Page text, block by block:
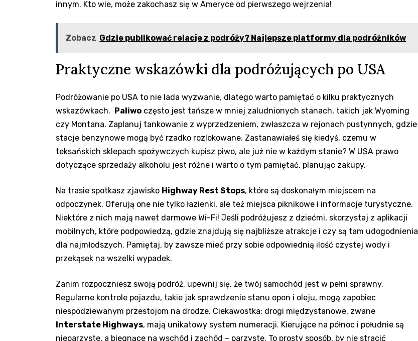
innym. Kto ​wie, może zakochasz się w ⁢Ameryce od pierwszego wejrzenia!
Zobacz Gdzie publikować relacje z podróży? Najlepsze platformy dla podróżników
Praktyczne wskazówki dla podróżujących po⁤ USA
Podróżowanie po USA ⁢to nie lada ​wyzwanie, dlatego warto pamiętać​ o kilku praktycznych
wskazówkach. ⁣ Paliwo często jest tańsze w mniej zaludnionych stanach,⁤ takich jak Wyoming
czy Montana. Zaplanuj tankowanie z wyprzedzeniem, zwłaszcza⁣ w rejonach pustynnych, gdzie
stacje​ benzynowe mogą być rzadko rozlokowane. Zastanawiałeś się kiedyś, czemu w
teksańskich sklepach⁣ spożywczych kupisz piwo, ale już nie w każdym stanie? W ⁤USA prawo
dotyczące sprzedaży alkoholu jest⁣ różne ​i warto o tym⁤ pamiętać, planując zakupy.
Na trasie spotkasz zjawisko⁢ Highway Rest Stops, które⁣ są doskonałym miejscem⁣ na
⁣odpoczynek. ‍Oferują one nie tylko łazienki, ale też‌ miejsca piknikowe‌ i informacje⁤ turystyczne.
Niektóre z nich ​mają nawet darmowe​ Wi-Fi! ⁤Jeśli podróżujesz z dziećmi,⁤ skorzystaj z aplikacji
mobilnych, które​ podpowiedzą, gdzie znajdują się‌ najbliższe atrakcje i czy ⁤są‌ tam udogodnienia
dla najmłodszych. Pamiętaj, by zawsze⁤ mieć przy‌ sobie‌ odpowiednią ilość czystej‍ wody i‌
przekąsek na wszelki wypadek.
Zanim rozpoczniesz swoją podróż,‍ upewnij się, ⁤że twój‍ samochód jest w pełni⁣ sprawny.
Regularne kontrole pojazdu, takie⁤ jak sprawdzenie stanu opon i oleju, mogą‌ zapobiec⁣
niespodziewanym przestojom na drodze. Ciekawostka: drogi⁢ międzystanowe, zwane
Interstate Highways,⁣ mają unikatowy system numeracji. Kierujące‍ na północ i ‍południe ‌są
nieparzyste, a biegnące⁢ na wschód ‌i zachód – parzyste. To prosty sposób, by nie stracić